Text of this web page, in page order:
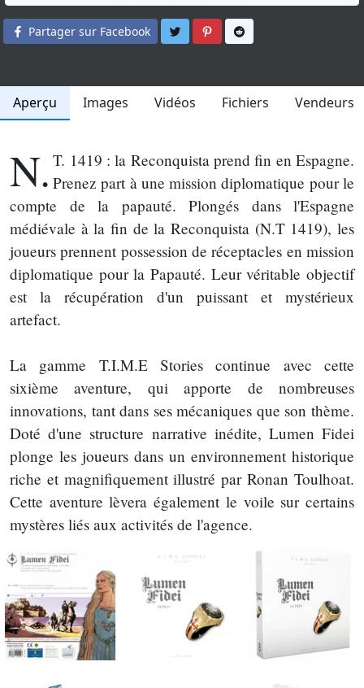
Partager sur Facebook Partager sur Twitter
Partager sur Pinterest
Aperçu Images Vidéos Fichiers Vendeurs
N. T. 1419 : la Reconquista prend fin en Espagne.
Prenez part à une mission diplomatique pour le
compte de la papauté. Plongés dans l'Espagne
médiévale à la fin de la Reconquista (N.T 1419), les
joueurs prennent possession de réceptacles en mission
diplomatique pour la Papauté. Leur véritable objectif
est la récupération d'un puissant et mystérieux
artefact.
La gamme T.I.M.E Stories continue avec cette
sixième aventure, qui apporte de nombreuses
innovations, tant dans ses mécaniques que son thème.
Doté d'une structure narrative inédite, Lumen Fidei
plonge les joueurs dans un environnement historique
riche et magnifiquement illustré par Ronan Toulhoat.
Cette aventure lèvera également le voile sur certains
mystères liés aux activités de l'agence.